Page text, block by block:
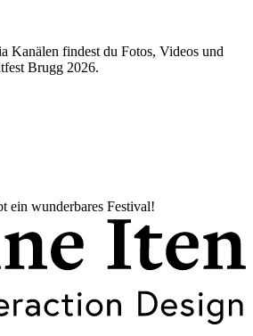
Kanälen findest du Fotos, Videos und
Brugg 2026.
ein wunderbares Festival!